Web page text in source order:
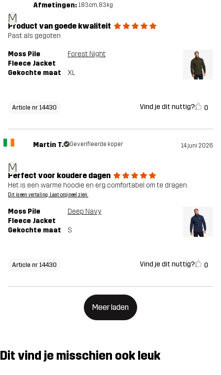
M
Afmetingen: 183cm, 83kg
Product van goede kwaliteit
Past als gegoten
Moss Pile
Fleece Jacket
Forest Night
Gekochte maat XL
Article nr 14430 Vind je dit nuttig? 0
M
Martin T. Geverifieerde koper 14 juni 2026
Perfect voor koudere dagen
Het is een warme hoodie en erg comfortabel om te dragen.
Dit is een vertaling. Laat orgineel zien.
Moss Pile
Fleece Jacket
Deep Navy
Gekochte maat S
Article nr 14430 Vind je dit nuttig? 0
Meer laden
Dit vind je misschien ook leuk